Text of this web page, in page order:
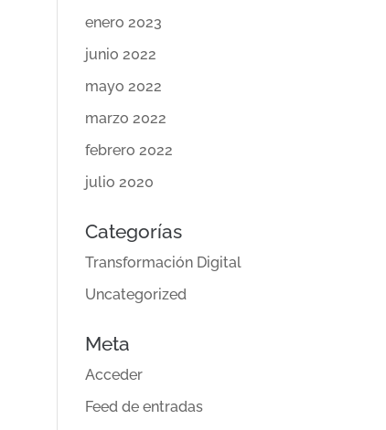
enero 2023
junio 2022
mayo 2022
marzo 2022
febrero 2022
julio 2020
Categorías
Transformación Digital
Uncategorized
Meta
Acceder
Feed de entradas